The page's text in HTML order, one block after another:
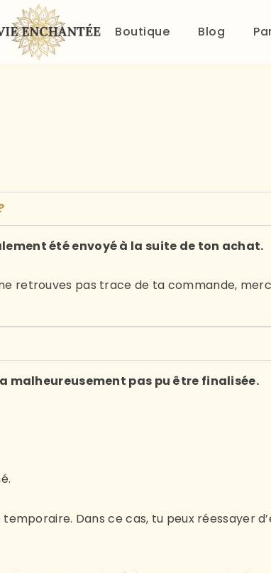
Boutique Blog
été envoyé à la suite de ton achat.
retrouves pas trace de ta commande,
malheureusement pas pu être finalisée.
Dans ce cas, tu peux réessayer